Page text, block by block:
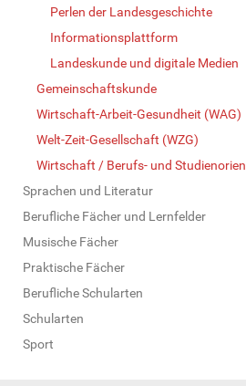
Perlen der Landesgeschichte
Informationsplattform
Landeskunde und digitale Medien
Gemeinschaftskunde
Wirtschaft-Arbeit-Gesundheit (WAG)
Welt-Zeit-Gesellschaft (WZG)
Wirtschaft / Berufs- und
Sprachen und Literatur
Berufliche Fächer und Lernfelder
Musische Fächer
Praktische Fächer
Berufliche Schularten
Schularten
Sport